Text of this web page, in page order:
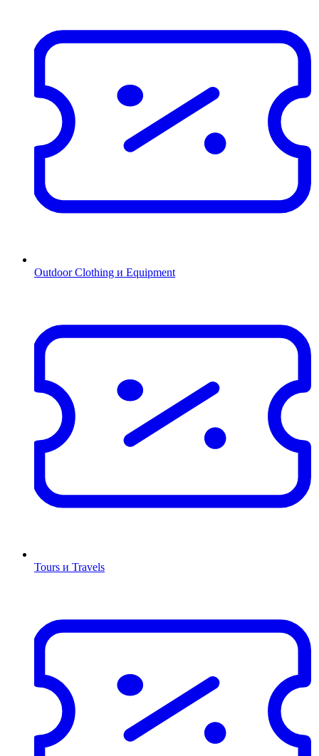
Outdoor Clothing и Equipment
Tours и Travels